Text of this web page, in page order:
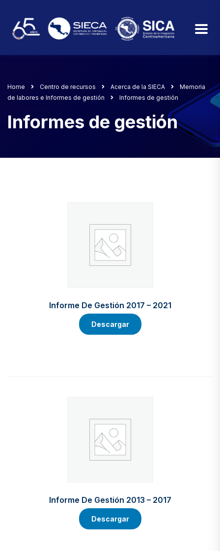
Home Centro de recursos Acerca de la SIECA
Memoria
de labores e Informes de gestión
Informes de gestión
Informes de gestión
Informe De Gestión 2017 – 2021
Descargar
Informe De Gestión 2013 – 2017
Descargar